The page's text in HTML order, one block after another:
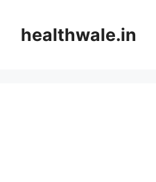
contenthealthwale.in